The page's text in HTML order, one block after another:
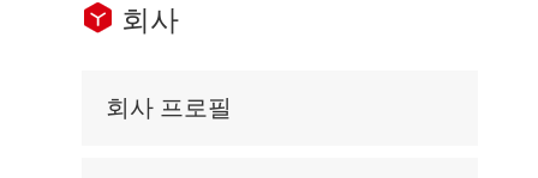
 회사
회사 프로필